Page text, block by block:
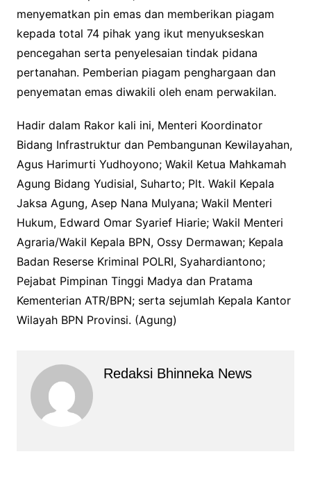
menyematkan pin emas dan memberikan piagam
kepada total 74 pihak yang ikut menyukseskan
pencegahan serta penyelesaian tindak pidana
pertanahan. Pemberian piagam penghargaan dan
penyematan emas diwakili oleh enam perwakilan.
Hadir dalam Rakor kali ini, Menteri Koordinator
Bidang Infrastruktur dan Pembangunan Kewilayahan,
Agus Harimurti Yudhoyono; Wakil Ketua Mahkamah
Agung Bidang Yudisial, Suharto; Plt. Wakil Kepala
Jaksa Agung, Asep Nana Mulyana; Wakil Menteri
Hukum, Edward Omar Syarief Hiarie; Wakil Menteri
Agraria/Wakil Kepala BPN, Ossy Dermawan; Kepala
Badan Reserse Kriminal POLRI, Syahardiantono;
Pejabat Pimpinan Tinggi Madya dan Pratama
Kementerian ATR/BPN; serta sejumlah Kepala Kantor
Wilayah BPN Provinsi. (Agung)
Redaksi Bhinneka News